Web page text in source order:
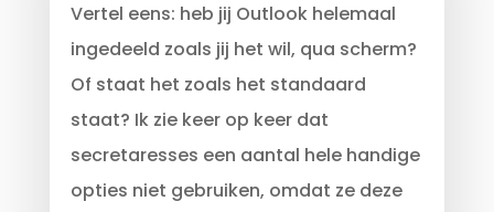
Vertel eens: heb jij Outlook helemaal
ingedeeld zoals jij het wil, qua scherm?
Of staat het zoals het standaard
staat? Ik zie keer op keer dat
secretaresses een aantal hele handige
opties niet gebruiken, omdat ze deze